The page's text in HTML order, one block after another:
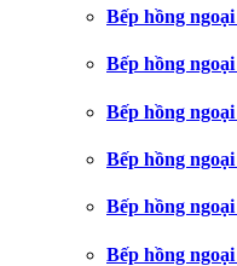
Bếp hồng
Bếp hồng
Bếp hồng
Bếp hồng
Bếp hồng
Bếp hồng